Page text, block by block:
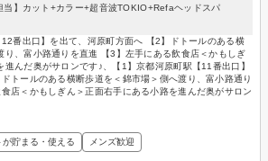
当】カット+カラー+超音波TOKIO+Refaヘッドスパ
番出口】を出て、河原町方面へ 【2】ドトールのある横
り、富小路通りを直進 【3】左手にある飲食店＜かもしぎ
進んだ奥がサロンです♪、【1】京都河原町駅【11番出口】
トールのある横断歩道を＜錦市場＞側へ渡り、富小路通り
店＜かもしぎん＞正面右手にある小路を進んだ奥がサロン
が貯まる・使える メンズ歓迎